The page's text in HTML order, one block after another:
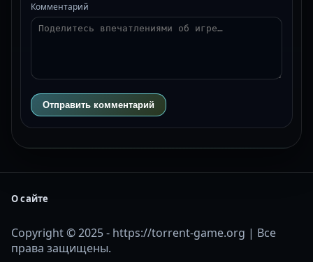
Комментарий
Отправить комментарий
О сайте
Copyright © 2025 - https://torrent-game.org | Все
права защищены.